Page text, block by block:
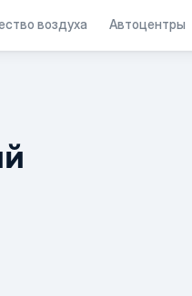
воздуха Автоцентры